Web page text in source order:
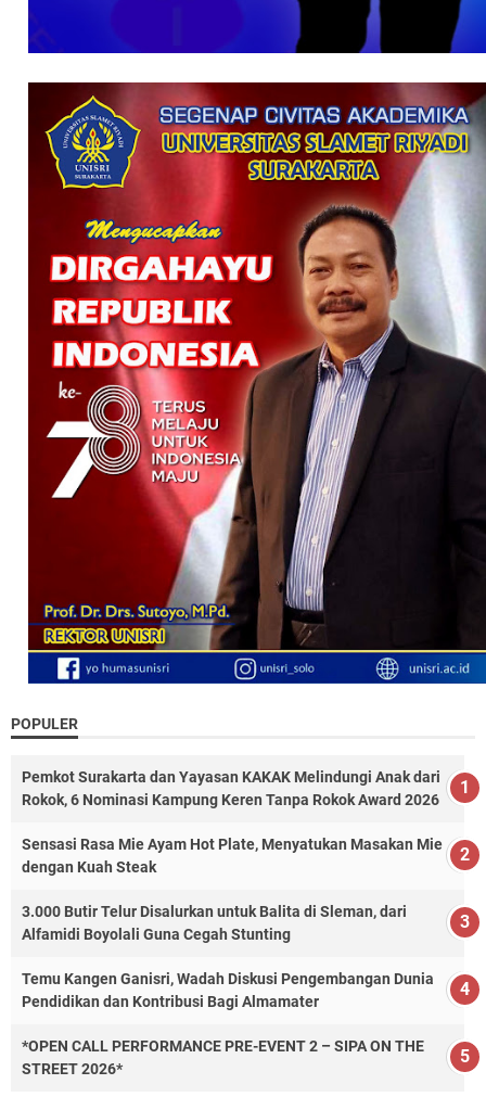
POPULER
Pemkot Surakarta dan Yayasan KAKAK Melindungi Anak dari
Rokok, 6 Nominasi Kampung Keren Tanpa Rokok Award 2026
Sensasi Rasa Mie Ayam Hot Plate, Menyatukan Masakan Mie
dengan Kuah Steak
3.000 Butir Telur Disalurkan untuk Balita di Sleman, dari
Alfamidi Boyolali Guna Cegah Stunting
Temu Kangen Ganisri, Wadah Diskusi Pengembangan Dunia
Pendidikan dan Kontribusi Bagi Almamater
*OPEN CALL PERFORMANCE PRE-EVENT 2 – SIPA ON THE
STREET 2026*